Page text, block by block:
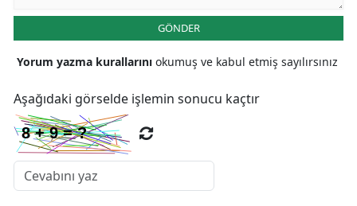
GÖNDER
Yorum yazma kurallarını okumuş ve kabul etmiş sayılırsınız
Aşağıdaki görselde işlemin sonucu kaçtır